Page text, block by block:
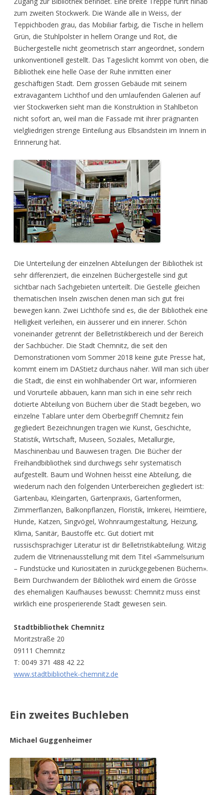
zum zweiten Stockwerk. Die Wände alle in Weiss, der
Teppichboden grau, das Mobiliar farbig, die Tische in hellem
Grün, die Stuhlpolster in hellem Orange und Rot, die
Büchergestelle nicht geometrisch starr angeordnet, sondern
unkonventionell gestellt. Das Tageslicht kommt von oben, die
Bibliothek eine helle Oase der Ruhe inmitten einer
geschäftigen Stadt. Dem grossen Gebäude mit seinem
extravagantem Lichthof und den umlaufenden Galerien auf
vier Stockwerken sieht man die Konstruktion in Stahlbeton
nicht sofort an, weil man die Fassade mit ihrer prägnanten
vielgliedrigen strenge Einteilung aus Elbsandstein im Innern in
Erinnerung hat.
Die Unterteilung der einzelnen Abteilungen der Bibliothek ist
sehr differenziert, die einzelnen Büchergestelle sind gut
sichtbar nach Sachgebieten unterteilt. Die Gestelle gleichen
thematischen Inseln zwischen denen man sich gut frei
bewegen kann. Zwei Lichthöfe sind es, die der Bibliothek eine
Helligkeit verleihen, ein äusserer und ein innerer. Schön
voneinander getrennt der Belletristikbereich und der Bereich
der Sachbücher. Die Stadt Chemnitz, die seit den
Demonstrationen vom Sommer 2018 keine gute Presse hat,
kommt einem im DAStietz durchaus näher. Will man sich über
die Stadt, die einst ein wohlhabender Ort war, informieren
und Vorurteile abbauen, kann man sich in eine sehr reich
dotierte Abteilung von Büchern über die Stadt begeben, wo
einzelne Tablare unter dem Oberbegriff Chemnitz fein
gegliedert Bezeichnungen tragen wie Kunst, Geschichte,
Statistik, Wirtschaft, Museen, Soziales, Metallurgie,
Maschinenbau und Bauwesen tragen. Die Bücher der
Freihandbibliothek sind durchwegs sehr systematisch
aufgestellt. Baum und Wohnen heisst eine Abteilung, die
wiederum nach den folgenden Unterbereichen gegliedert ist:
Gartenbau, Kleingarten, Gartenpraxis, Gartenformen,
Zimmerflanzen, Balkonpflanzen, Floristik, Imkerei, Heimtiere,
Hunde, Katzen, Singvögel, Wohnraumgestaltung, Heizung,
Klima, Sanitär, Baustoffe etc. Gut dotiert mit
russischsprachiger Literatur ist dir Belletristikabteilung. Witzig
zudem die Vitrinenausstellung mit dem Titel «Sammelsurium
– Fundstücke und Kuriositäten in zurückgegebenen Büchern».
Beim Durchwandern der Bibliothek wird einem die Grösse
des ehemaligen Kaufhauses bewusst: Chemnitz muss einst
wirklich eine prosperierende Stadt gewesen sein.
Stadtbibliothek Chemnitz
Moritzstraße 20
09111 Chemnitz
T: 0049 371 488 42 22
www.stadtbibliothek-chemnitz.de
Ein zweites Buchleben
Michael Guggenheimer